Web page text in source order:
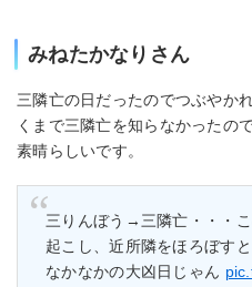
みねたかなりさん
三隣亡の日だったのでつぶやか
くまで三隣亡を知らなかったの
素晴らしいです。
三りんぼう→三隣亡・・・
起こし、近所隣をほろぼす
なかなかの大凶日じゃん